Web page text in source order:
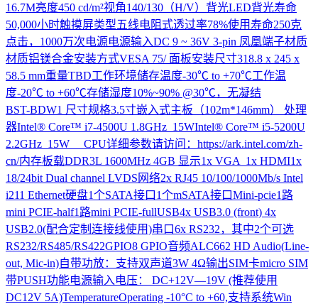
16.7M亮度450 cd/m²视角140/130（H/V）背光LED背光寿命
50,000小时触摸屏类型五线电阻式透过率78%使用寿命250克
点击，1000万次电源电源输入DC 9 ~ 36V 3-pin 凤凰端子材质
材质铝镁合金安装方式VESA 75/ 面板安装尺寸318.8 x 245 x
58.5 mm重量TBD工作环境储存温度-30℃ to +70℃工作温
度-20℃ to +60℃存储湿度10%~90% @30℃，无凝结
BST-BDW1 尺寸规格3.5寸嵌入式主板（102m*146mm） 处理
器Intel® Core™ i7-4500U 1.8GHz 15WIntel® Core™ i5-5200U
2.2GHz 15W CPU详细参数请访问：https://ark.intel.com/zh-
cn/内存板载DDR3L 1600MHz 4GB 显示1x VGA 1x HDMI1x
18/24bit Dual channel LVDS网络2x RJ45 10/100/1000Mb/s Intel
i211 Ethernet硬盘1个SATA接口1个mSATA接口Mini-pcie1路
mini PCIE-half1路mini PCIE-fullUSB4x USB3.0 (front) 4x
USB2.0(配合定制连接线使用)串口6x RS232，其中2个可选
RS232/RS485/RS422GPIO8 GPIO音频ALC662 HD Audio(Line-
out, Mic-in)自带功放：支持双声道3W 4Ω输出SIM卡micro SIM
带PUSH功能电源输入电压： DC+12V—19V (推荐使用
DC12V 5A)TemperatureOperating -10°C to +60,支持系统Win